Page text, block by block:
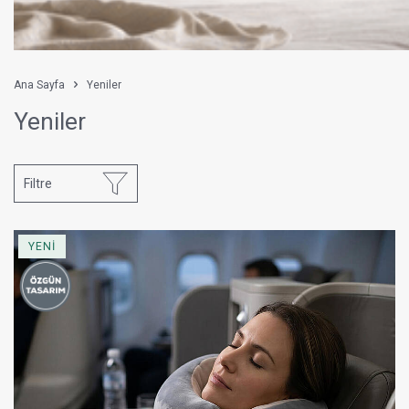
Ana Sayfa Yeniler
Yeniler
Filtre
YENİ